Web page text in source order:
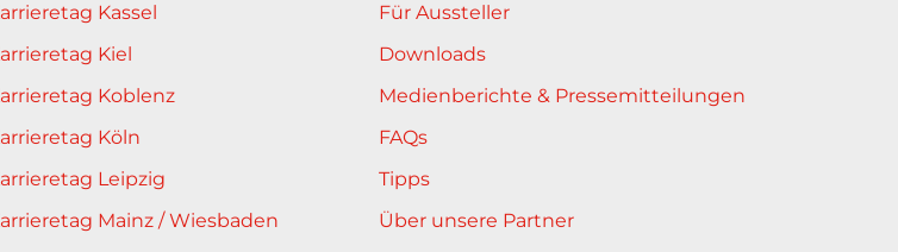
Kassel
Kiel
Koblenz
Köln
Leipzig
Mainz / Wiesbaden
Für Aussteller
Downloads
Medienberichte & Pressemitteilungen
FAQs
Tipps
Über unsere Partner